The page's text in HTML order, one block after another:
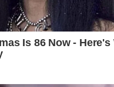
Is 86 Now -